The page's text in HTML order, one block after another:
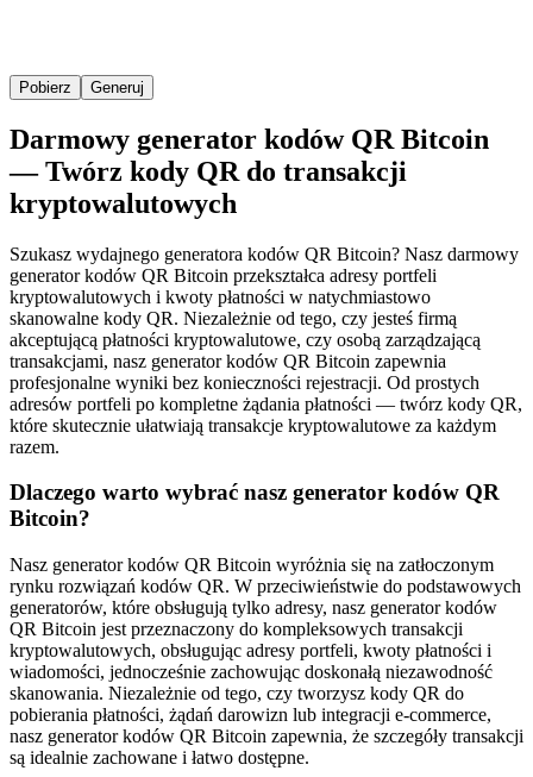
Pobierz Generuj
Darmowy generator kodów QR Bitcoin
— Twórz kody QR do transakcji
kryptowalutowych
Szukasz wydajnego generatora kodów QR Bitcoin? Nasz darmowy
generator kodów QR Bitcoin przekształca adresy portfeli
kryptowalutowych i kwoty płatności w natychmiastowo
skanowalne kody QR. Niezależnie od tego, czy jesteś firmą
akceptującą płatności kryptowalutowe, czy osobą zarządzającą
transakcjami, nasz generator kodów QR Bitcoin zapewnia
profesjonalne wyniki bez konieczności rejestracji. Od prostych
adresów portfeli po kompletne żądania płatności — twórz kody QR,
które skutecznie ułatwiają transakcje kryptowalutowe za każdym
razem.
Dlaczego warto wybrać nasz generator kodów QR
Bitcoin?
Nasz generator kodów QR Bitcoin wyróżnia się na zatłoczonym
rynku rozwiązań kodów QR. W przeciwieństwie do podstawowych
generatorów, które obsługują tylko adresy, nasz generator kodów
QR Bitcoin jest przeznaczony do kompleksowych transakcji
kryptowalutowych, obsługując adresy portfeli, kwoty płatności i
wiadomości, jednocześnie zachowując doskonałą niezawodność
skanowania. Niezależnie od tego, czy tworzysz kody QR do
pobierania płatności, żądań darowizn lub integracji e-commerce,
nasz generator kodów QR Bitcoin zapewnia, że ​​szczegóły transakcji
są idealnie zachowane i łatwo dostępne.